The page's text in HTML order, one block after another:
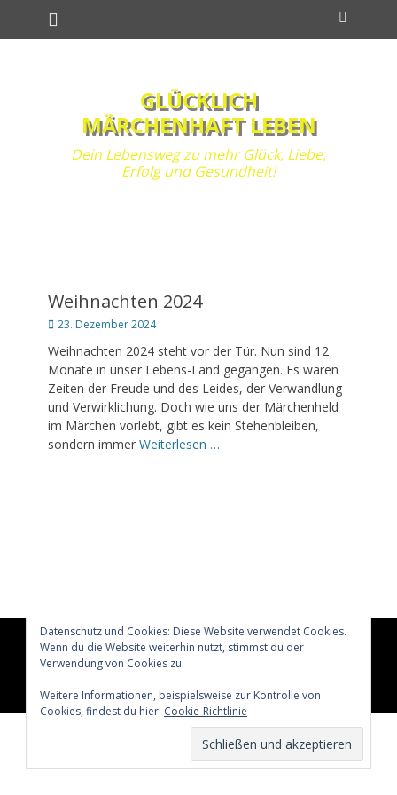
Inhalt
Primäres Menü
GLÜCKLICH
MÄRCHENHAFT LEBEN
Dein Lebensweg zu mehr Glück, Liebe,
Erfolg und Gesundheit!
Weihnachten 2024
Posted
23. Dezember 2024
Weihnachten 2024 steht vor der Tür. Nun sind 12
Monate in unser Lebens-Land gegangen. Es waren
Zeiten der Freude und des Leides, der Verwandlung
und Verwirklichung. Doch wie uns der Märchenheld
im Märchen vorlebt, gibt es kein Stehenbleiben,
sondern immer Weiterlesen …
Datenschutz und Cookies: Diese Website verwendet Cookies.
Wenn du die Website weiterhin nutzt, stimmst du der
Verwendung von Cookies zu.
Weitere Informationen, beispielsweise zur Kontrolle von
Cookies, findest du hier: Cookie-Richtlinie
Copyright © 2026 Glücklich märchenhaft leben All Rights
Reserved.